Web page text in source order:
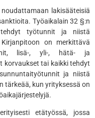
lakisääteisiä
Työaikalain 32 §:n
työtunnit ja niistä
on merkittävä
lisä-, yli-, hätä- ja
tai kaikki tehdyt
ja niistä
tärkeää, kun yrityksessä on
etätyössä, jossa